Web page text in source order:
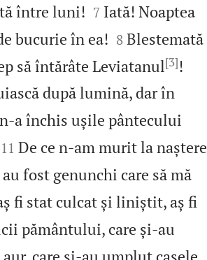
între luni!
7 Iată! Noaptea
bucurie în ea!
8 Blestemată
să întărâte Leviatanul[3]!
după lumină, dar în
închis ușile pântecului

11 De ce n‑am murit la naștere
au fost genunchi care să mă
fi stat culcat și liniștit, aș fi
pământului, care și‑au